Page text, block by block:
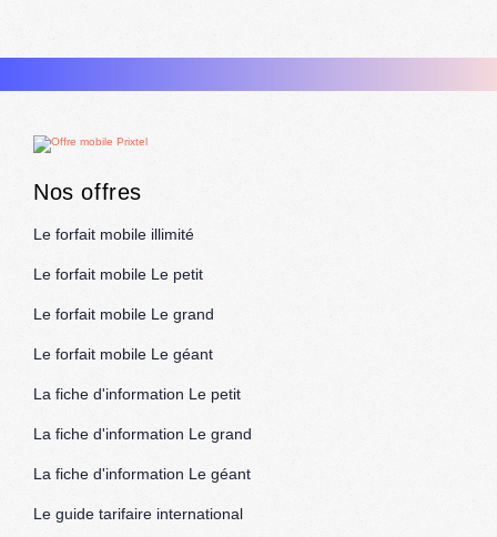
Nos offres
Le forfait mobile illimité
Le forfait mobile Le petit
Le forfait mobile Le grand
Le forfait mobile Le géant
La fiche d'information Le petit
La fiche d'information Le grand
La fiche d'information Le géant
Le guide tarifaire international